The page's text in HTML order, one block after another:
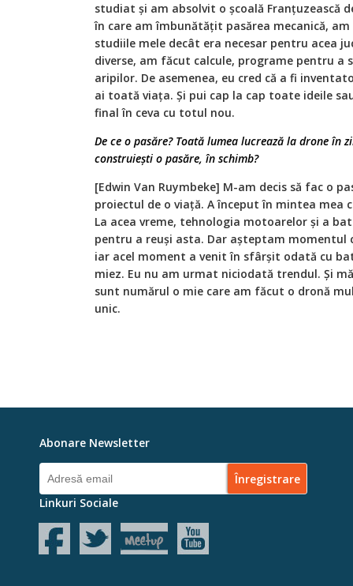
studiat şi am absolvit o şcoală Franţuzească
în care am îmbunătăţit pasărea mecanică,
studiile mele decât era necesar pentru acea
diverse, am făcut calcule, programe pentru a
aripilor. De asemenea, eu cred că a fi
ai toată viaţa. Şi pui cap la cap toate ideile
final în ceva cu totul nou.
De ce o pasăre? Toată lumea lucrează la drone în
construieşti o pasăre, în schimb?
[Edwin Van Ruymbeke] M-am decis să fac o
proiectul de o viaţă. A început în mintea mea
La acea vreme, tehnologia motoarelor şi a
pentru a reuşi asta. Dar aşteptam momentul
iar acel moment a venit în sfârşit odată cu
miez. Eu nu am urmat niciodată trendul. Şi
sunt numărul o mie care am făcut o dronă
unic.
Abonare Newsletter
Linkuri Sociale